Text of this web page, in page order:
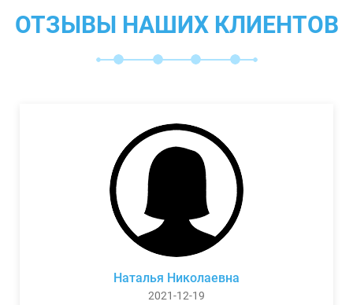
ОТЗЫВЫ НАШИХ КЛИЕНТОВ
Наталья Николаевна
2021-12-19